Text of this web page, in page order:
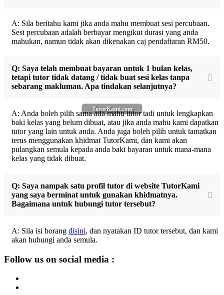
TutorKami.com
A: Sila beritahu kami jika anda mahu membuat sesi percubaan.
Sesi percubaan adalah berbayar mengikut durasi yang anda
mahukan, namun tidak akan dikenakan caj pendaftaran RM50.
Q: Saya telah membuat bayaran untuk 1 bulan kelas,
tetapi tutor tidak datang / tidak buat sesi kelas tanpa
sebarang makluman. Apa tindakan selanjutnya?
A: Anda boleh pilih sama ada mahu tutor tadi untuk lengkapkan
baki kelas yang belum dibuat, atau jika anda mahu kami dapatkan
tutor yang lain untuk anda. Anda juga boleh pilih untuk tamatkan
terus menggunakan khidmat TutorKami, dan kami akan
pulangkan semula kepada anda baki bayaran untuk mana-mana
kelas yang tidak dibuat.
Q: Saya nampak satu profil tutor di website TutorKami
yang saya berminat untuk gunakan khidmatnya.
Bagaimana untuk hubungi tutor tersebut?
A: Sila isi borang disini, dan nyatakan ID tutor tersebut, dan kami
akan hubungi anda semula.
Follow us on social media :